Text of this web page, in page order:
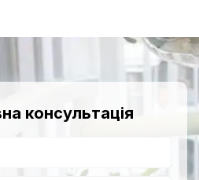
консультація